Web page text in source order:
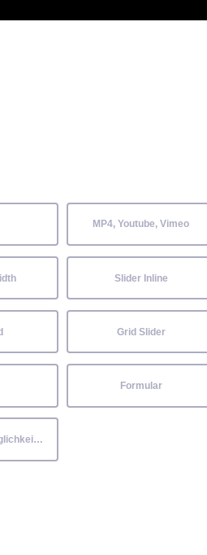
MP4, Youtube, Vimeo
Slider Inline
Grid Slider
Formular
Unbegrenzte Möglichkeiten